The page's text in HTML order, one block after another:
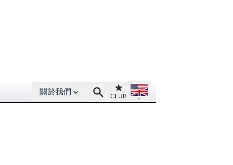
Open About menu
關於我們 SearchClub
CLUB
Open language menu